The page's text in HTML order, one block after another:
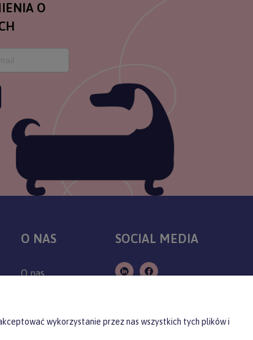
O
O NAS
O nas
Producenci
SOCIAL MEDIA
wykorzystanie przez nas wszystkich tych plików i